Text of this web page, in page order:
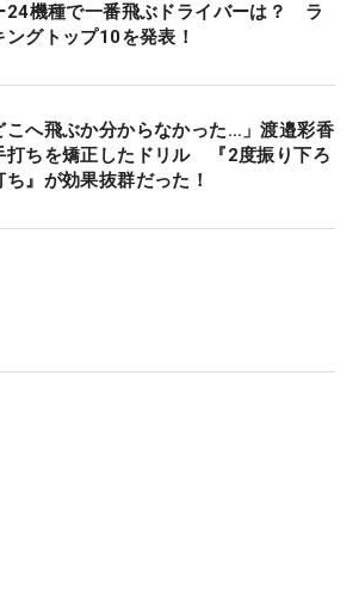
24機種で一番飛ぶドライバーは？ ラ
ングトップ10を発表！
こへ飛ぶか分からなかった…」渡邉彩香
打ちを矯正したドリル 『2度振り下ろ
ち』が効果抜群だった！